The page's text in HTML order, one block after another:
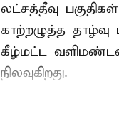
லட்சத்தீவு
காற்றழுத்த தாழ்வு
கீழ்மட்ட
நிலவுகிறது.